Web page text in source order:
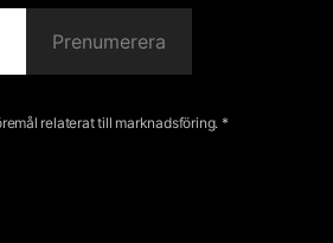
Prenumerera
relaterat till marknadsföring. *